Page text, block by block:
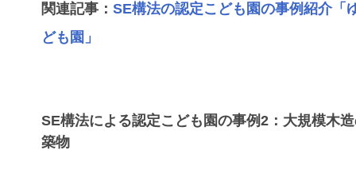
関連記事：SE構法の認定こども園の事例紹介「
ども園」
SE構法による認定こども園の事例2：大規模木
築物